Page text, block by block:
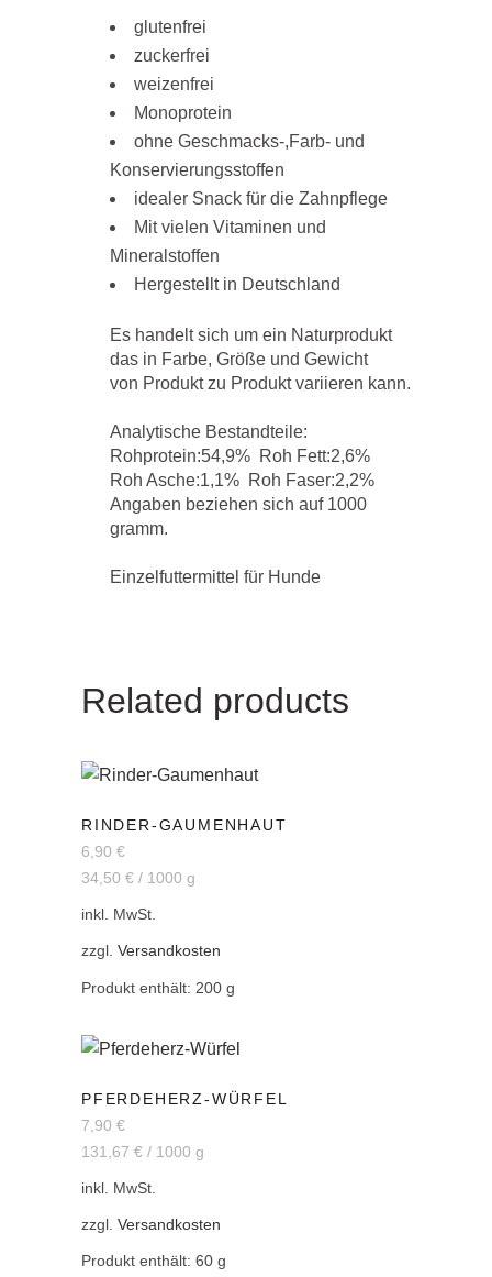
glutenfrei
zuckerfrei
weizenfrei
Monoprotein
ohne Geschmacks-,Farb- und
Konservierungsstoffen
idealer Snack für die Zahnpflege
Mit vielen Vitaminen und
Mineralstoffen
Hergestellt in Deutschland
Es handelt sich um ein Naturprodukt
das in Farbe, Größe und Gewicht
von Produkt zu Produkt variieren kann.
Analytische Bestandteile:
Rohprotein:54,9% Roh Fett:2,6%
Roh Asche:1,1% Roh Faser:2,2%
Angaben beziehen sich auf 1000
gramm.
Einzelfuttermittel für Hunde
Related products
RINDER-GAUMENHAUT
6,90 €
34,50 € / 1000 g
inkl. MwSt.
zzgl. Versandkosten
Produkt enthält: 200 g
PFERDEHERZ-WÜRFEL
7,90 €
131,67 € / 1000 g
inkl. MwSt.
zzgl. Versandkosten
Produkt enthält: 60 g